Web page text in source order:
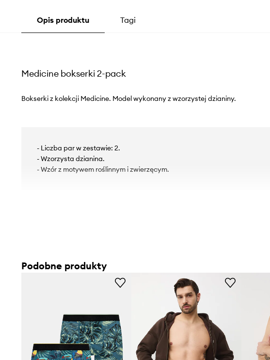
Opis produktu Tagi
Medicine bokserki 2-pack
Bokserki z kolekcji Medicine. Model wykonany z wzorzystej dzianiny.
- Liczba par w zestawie: 2.
- Wzorzysta dzianina.
- Wzór z motywem roślinnym i zwierzęcym.
Podobne produkty